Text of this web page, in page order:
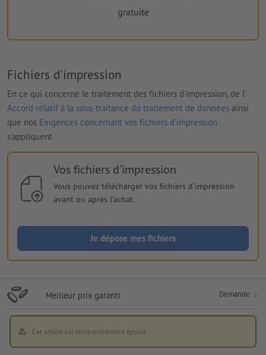
gratuite
Fichiers d'impression
En ce qui concerne le traitement des fichiers d'impression, de l'
Accord relatif à la sous-traitance du traitement de données ainsi
que nos Exigences concernant vos fichiers d'impression
s'appliquent
Vos fichiers d'impression
Vous pouvez télécharger vos fichiers d'impression
avant ou après l'achat.
Je dépose mes fichiers
Meilleur prix garanti Demande
Cet article est temporairement épuisé